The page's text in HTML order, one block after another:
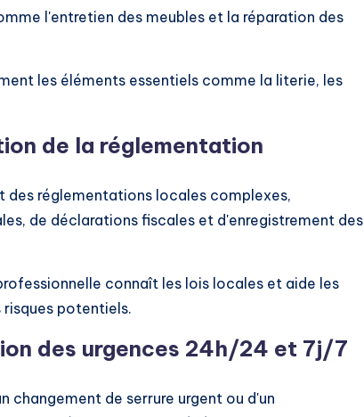
l'entretien des meubles et la réparation des
les éléments essentiels comme la literie, les
de la réglementation
réglementations locales complexes,
de déclarations fiscales et d'enregistrement des
connaît les lois locales et aide les
potentiels.
des urgences 24h/24 et 7j/7
changement de serrure urgent ou d'un